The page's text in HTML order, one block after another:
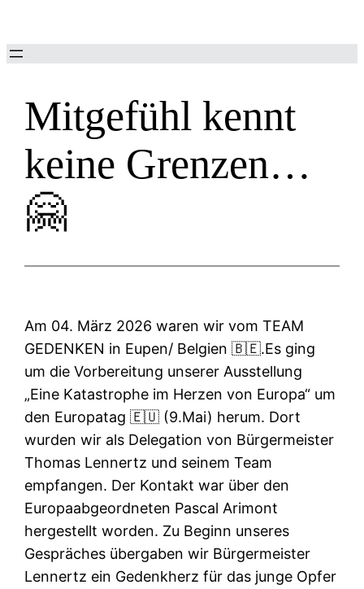
springen
Mitgefühl kennt
keine Grenzen…
🤗
Am 04. März 2026 waren wir vom TEAM
GEDENKEN in Eupen/ Belgien 🇧🇪.Es ging
um die Vorbereitung unserer Ausstellung
„Eine Katastrophe im Herzen von Europa“ um
den Europatag 🇪🇺 (9.Mai) herum. Dort
wurden wir als Delegation von Bürgermeister
Thomas Lennertz und seinem Team
empfangen. Der Kontakt war über den
Europaabgeordneten Pascal Arimont
hergestellt worden. Zu Beginn unseres
Gespräches übergaben wir Bürgermeister
Lennertz ein Gedenkherz für das junge Opfer